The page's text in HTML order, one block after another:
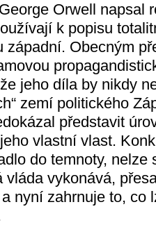
Orwell napsal
k popisu
západní. Obecným
jeho díla by nikdy
zemí politického
představit
vlastní vlast.
do temnoty, nelze
vláda vykonává,
nyní zahrnuje to, co